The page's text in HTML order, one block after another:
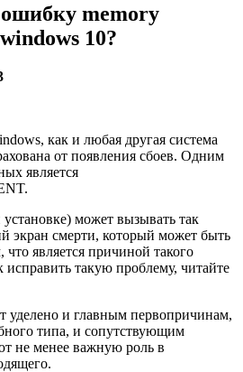
memory
10?
как и любая другая система
от появления сбоев. Одним
является
может вызывать так
экран смерти, который может быть
является причиной такого
такую проблему, читайте
уделено и главным первопричинам,
типа, и сопутствующим
не менее важную роль в